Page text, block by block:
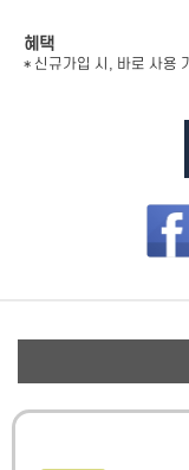
혜택
* 신규가입 시, 바로 사용